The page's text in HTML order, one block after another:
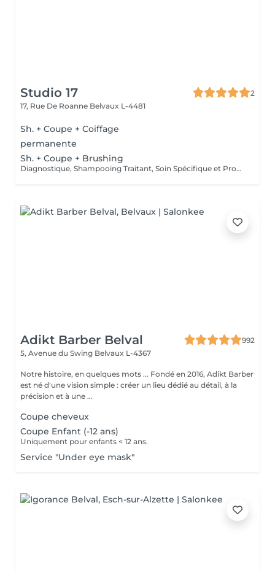
Studio 17
2
17, Rue De Roanne Belvaux L-4481
Sh. + Coupe + Coiffage
permanente
Sh. + Coupe + Brushing
Diagnostique, Shampooing Traitant, Soin Spécifique et Produits Coiffants inclus
Adikt Barber Belval
992
5, Avenue du Swing Belvaux L-4367
Notre histoire, en quelques mots ... Fondé en 2016, Adikt Barber
est né d'une vision simple : créer un lieu dédié au détail, à la
précision et à une ...
Coupe cheveux
Coupe Enfant (-12 ans)
Uniquement pour enfants < 12 ans.
Service "Under eye mask"